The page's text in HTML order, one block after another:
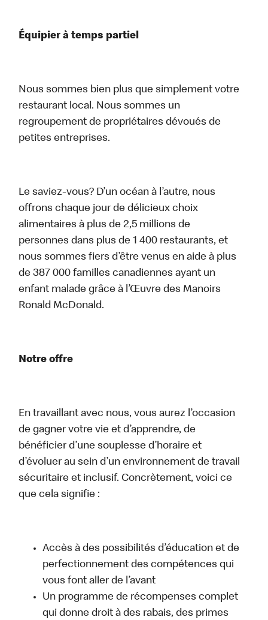
Équipier à temps partiel
Nous sommes bien plus que simplement votre
restaurant local. Nous sommes un
regroupement de propriétaires dévoués de
petites entreprises.
Le saviez-vous? D’un océan à l’autre, nous
offrons chaque jour de délicieux choix
alimentaires à plus de 2,5 millions de
personnes dans plus de 1 400 restaurants, et
nous sommes fiers d’être venus en aide à plus
de 387 000 familles canadiennes ayant un
enfant malade grâce à l’Œuvre des Manoirs
Ronald McDonald.
Notre offre
En travaillant avec nous, vous aurez l’occasion
de gagner votre vie et d’apprendre, de
bénéficier d’une souplesse d’horaire et
d’évoluer au sein d’un environnement de travail
sécuritaire et inclusif. Concrètement, voici ce
que cela signifie :
Accès à des possibilités d’éducation et de
perfectionnement des compétences qui
vous font aller de l’avant
Un programme de récompenses complet
qui donne droit à des rabais, des primes